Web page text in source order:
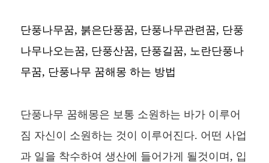
단풍나무꿈, 붉은단풍꿈, 단풍나무관련꿈, 단풍
나무나오는꿈, 단풍산꿈, 단풍길꿈, 노란단풍나
무꿈, 단풍나무 꿈해몽 하는 방법
단풍나무 꿈해몽은 보통 소원하는 바가 이루어
짐 자신이 소원하는 것이 이루어진다. 어떤 사업
과 일을 착수하여 생산에 들어가게 될것이며, 입